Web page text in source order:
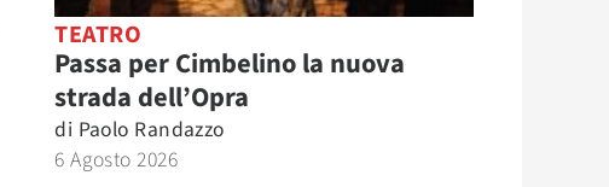
TEATRO
Passa per Cimbelino la nuova
strada dell’Opra
di Paolo Randazzo
6 Agosto 2026